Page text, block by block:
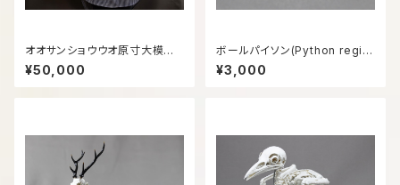
オオサンショウウオ原寸大模型
（白）
¥50,000
ボールパイソン(Python regiu
s) 等倍頭骨模型
¥3,000